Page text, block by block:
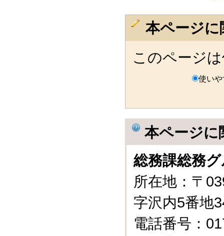
本ページ
このページ
使い
本ページに
総務課総務
所在地：〒
字沢内5番
電話番号：